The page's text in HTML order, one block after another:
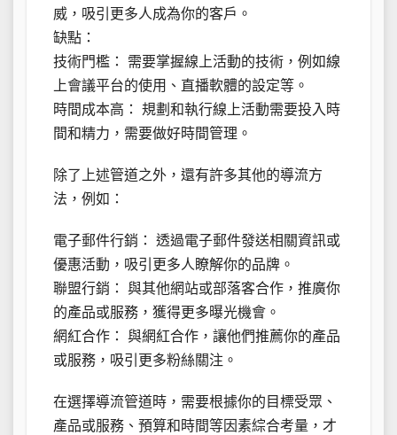
威，吸引更多人成為你的客戶。
缺點：
技術門檻： 需要掌握線上活動的技術，例如線
上會議平台的使用、直播軟體的設定等。
時間成本高： 規劃和執行線上活動需要投入時
間和精力，需要做好時間管理。
除了上述管道之外，還有許多其他的導流方
法，例如：
電子郵件行銷： 透過電子郵件發送相關資訊或
優惠活動，吸引更多人瞭解你的品牌。
聯盟行銷： 與其他網站或部落客合作，推廣你
的產品或服務，獲得更多曝光機會。
網紅合作： 與網紅合作，讓他們推薦你的產品
或服務，吸引更多粉絲關注。
在選擇導流管道時，需要根據你的目標受眾、
產品或服務、預算和時間等因素綜合考量，才